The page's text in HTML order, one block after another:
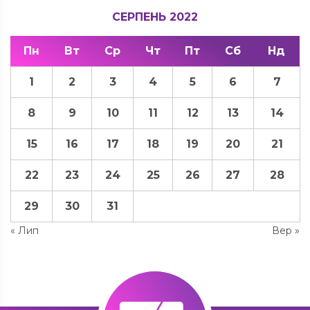
СЕРПЕНЬ 2022
Пн Вт Ср Чт Пт Сб Нд
« Лип Вер »
1 2 3 4 5 6 7
8 9 10 11 12 13 14
15 16 17 18 19 20 21
22 23 24 25 26 27 28
29 30 31